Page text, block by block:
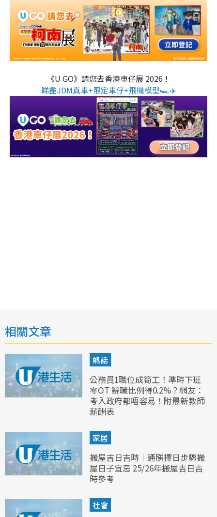
《U GO》請您去香港車仔展 2026！
睇盡JDM真車+限定車仔+飛機模型🏎️✈️
相關文章
熱話
公務員1職位成筍工！準時下班
零OT 辭職比例得0.2%？網友：
考入政府都唔容易！附最新教師
薪酬表
家居
搬屋吉日吉時︱通勝擇日步驟搬
屋日子宜忌 25/26年搬屋吉日吉
時參考
社會